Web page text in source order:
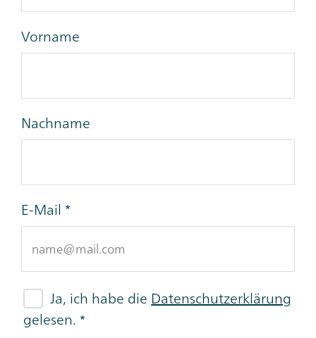
Vorname
Nachname
E-Mail
Ja, ich habe dieDatenschutzerklärung
gelesen.